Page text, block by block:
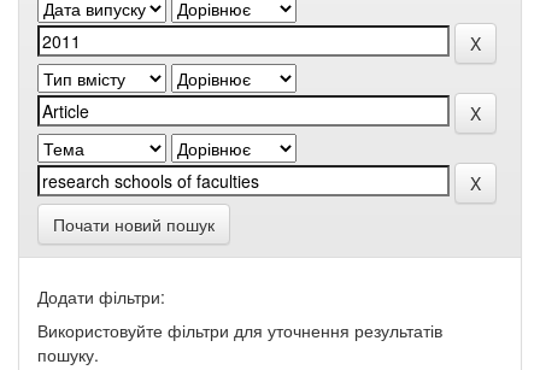
Почати новий пошук
Додати фільтри:
Використовуйте фільтри для уточнення результатів
пошуку.